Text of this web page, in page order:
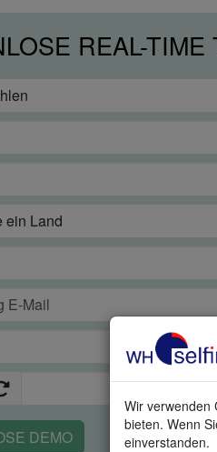
Wir verwenden
bieten. Wenn
einverstanden.
REAL-
DEMO